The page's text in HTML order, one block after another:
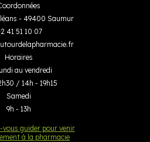
- 49400 Saumur
41 51 10 07
Horaires
au vendredi
/ 14h - 19h15
Samedi
9h - 13h
vous guider pour venir
à la pharmacie